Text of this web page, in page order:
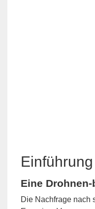
Eine
Die Nachfrage nach